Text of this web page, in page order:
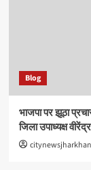
Blog
भाजपा पर झूठा
जिला उपाध्यक्ष